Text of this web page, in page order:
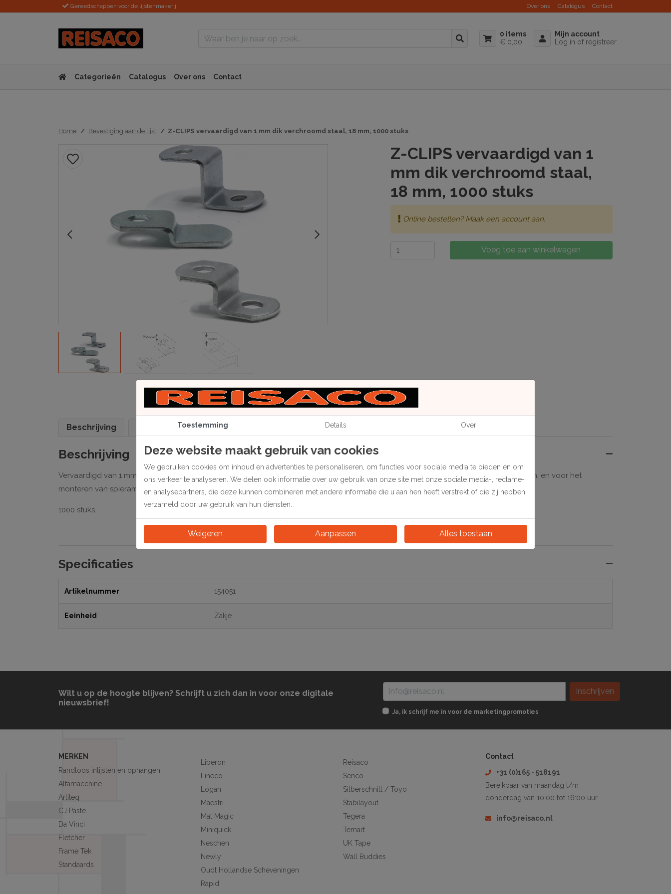
Gereedschappen voor de lijstenmakerij Over ons Catalogus Contact
0 items
€ 0,00
Mijn account
Log in of registreer
Categorieën Catalogus Over ons Contact
Home Bevestiging aan de lijst Z-CLIPS vervaardigd van 1 mm dik verchroomd staal, 18 mm, 1000 stuks
Z-CLIPS vervaardigd van 1
mm dik verchroomd staal,
18 mm, 1000 stuks
Online bestellen? Maak een account aan.
Voeg toe aan winkelwagen
Beschrijving Specificaties
Beschrijving
Vervaardigd van 1 mm dik verchroomd staal, met 2 schroefgaten. Worden gebruikt voor het vastzetten van spieramen in ondiepe lijsten, en voor het
monteren van spieramen in baklijsten.
1000 stuks.
Specificaties
Artikelnummer 154051
Eeinheid Zakje
Wilt u op de hoogte blijven? Schrijft u zich dan in voor onze digitale
nieuwsbrief!
Inschrijven
Ja, ik schrijf me in voor de marketingpromoties
MERKEN
Randloos inlijsten en ophangen
Alfamacchine
Artiteq
CJ Paste
Da Vinci
Fletcher
Frame Tek
Standaards
Liberon
Lineco
Logan
Maestri
Mat Magic
Miniquick
Neschen
Newly
Oudt Hollandse Scheveningen
Rapid
Reisaco
Senco
Silberschnitt / Toyo
Stabilayout
Tegera
Temart
UK Tape
Wall Buddies
Contact
+31 (0)165 - 518191
Bereikbaar van maandag t/m
donderdag van 10:00 tot 16:00 uur
info@reisaco.nl
Toestemming Details Over
Deze website maakt gebruik van cookies
We gebruiken cookies om inhoud en advertenties te personaliseren, om functies voor sociale media te bieden en om
ons verkeer te analyseren. We delen ook informatie over uw gebruik van onze site met onze sociale media-, reclame-
en analysepartners, die deze kunnen combineren met andere informatie die u aan hen heeft verstrekt of die zij hebben
verzameld door uw gebruik van hun diensten.
Weigeren Aanpassen Alles toestaan